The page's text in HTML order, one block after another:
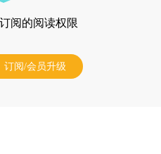
阅的阅读权限
订阅/会员升级